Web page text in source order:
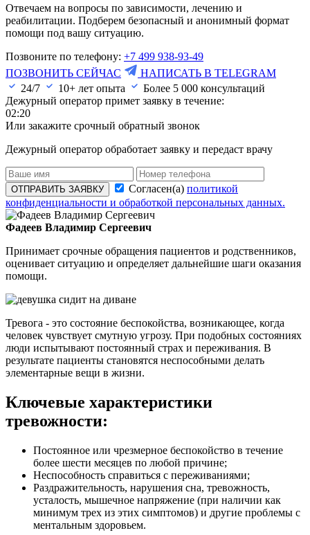
Отвечаем на вопросы по зависимости, лечению и
реабилитации. Подберем безопасный и анонимный формат
помощи под вашу ситуацию.
Позвоните по телефону: +7 499 938-93-49
ПОЗВОНИТЬ СЕЙЧАС
НАПИСАТЬ В TELEGRAM
24/7
10+ лет опыта Более 5 000 консультаций
Дежурный оператор примет заявку в течение:
02:20
Или закажите срочный обратный звонок
Дежурный оператор обработает заявку и передаст врачу
ОТПРАВИТЬ ЗАЯВКУ Согласен(а) политикой
конфиденциальности и обработкой персональных данных.
Фадеев Владимир Сергеевич
Принимает срочные обращения пациентов и родственников,
оценивает ситуацию и определяет дальнейшие шаги оказания
помощи.
Тревога - это состояние беспокойства, возникающее, когда
человек чувствует смутную угрозу. При подобных состояниях
люди испытывают постоянный страх и переживания. В
результате пациенты становятся неспособными делать
элементарные вещи в жизни.
Ключевые характеристики
тревожности:
Постоянное или чрезмерное беспокойство в течение
более шести месяцев по любой причине;
Неспособность справиться с переживаниями;
Раздражительность, нарушения сна, тревожность,
усталость, мышечное напряжение (при наличии как
минимум трех из этих симптомов) и другие проблемы с
ментальным здоровьем.